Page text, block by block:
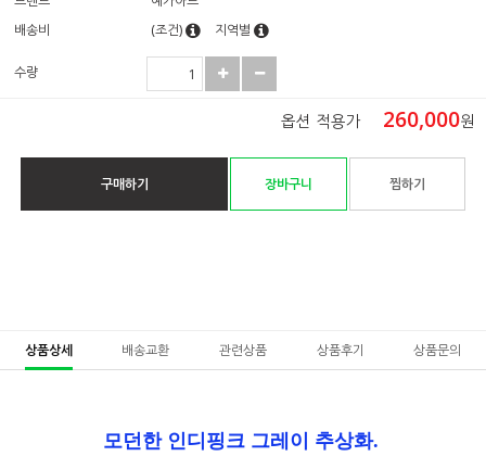
배송비
(조건) 지역별
수량
옵션 적용가 260,000원
구매하기 장바구니 찜하기
상품상세 배송교환 관련상품 상품후기 상품문의
모던한 인디핑크 그레이 추상화.